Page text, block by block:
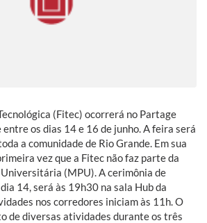
(Fitec) ocorrerá no Partage
entre os dias 14 e 16 de junho. A feira será
a comunidade de Rio Grande. Em sua
vez que a Fitec não faz parte da
(MPU). A cerimônia de
14, será às 19h30 na sala Hub da
nos corredores iniciam às 11h. O
de diversas atividades durante os três